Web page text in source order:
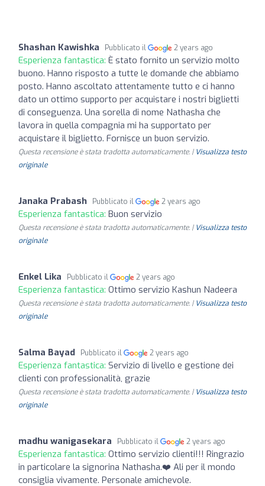
Shashan Kawishka Pubblicato il 2 years ago
Esperienza fantastica: È stato fornito un servizio molto
buono. Hanno risposto a tutte le domande che abbiamo
posto. Hanno ascoltato attentamente tutto e ci hanno
dato un ottimo supporto per acquistare i nostri biglietti
di conseguenza. Una sorella di nome Nathasha che
lavora in quella compagnia mi ha supportato per
acquistare il biglietto. Fornisce un buon servizio.
Questa recensione è stata tradotta automaticamente. | Visualizza testo
originale
Janaka Prabash Pubblicato il 2 years ago
Esperienza fantastica: Buon servizio
Questa recensione è stata tradotta automaticamente. | Visualizza testo
originale
Enkel Lika Pubblicato il 2 years ago
Esperienza fantastica: Ottimo servizio Kashun Nadeera
Questa recensione è stata tradotta automaticamente. | Visualizza testo
originale
Salma Bayad Pubblicato il 2 years ago
Esperienza fantastica: Servizio di livello e gestione dei
clienti con professionalità, grazie
Questa recensione è stata tradotta automaticamente. | Visualizza testo
originale
madhu wanigasekara Pubblicato il 2 years ago
Esperienza fantastica: Ottimo servizio clienti!!! Ringrazio
in particolare la signorina Nathasha.❤️ Ali per il mondo
consiglia vivamente. Personale amichevole.